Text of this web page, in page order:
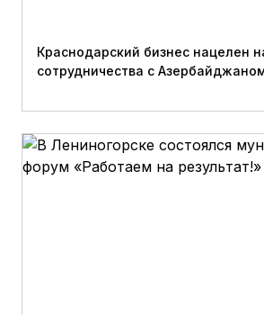
Краснодарский бизнес нацелен
сотрудничества с